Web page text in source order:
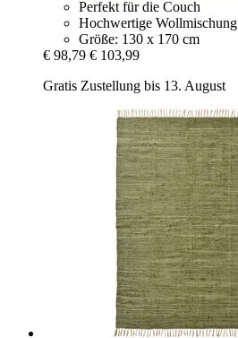
Perfekt für die Couch
Hochwertige Wollmischung
Größe: 130 x 170 cm
€ 98,79 € 103,99
Gratis Zustellung bis 13. August